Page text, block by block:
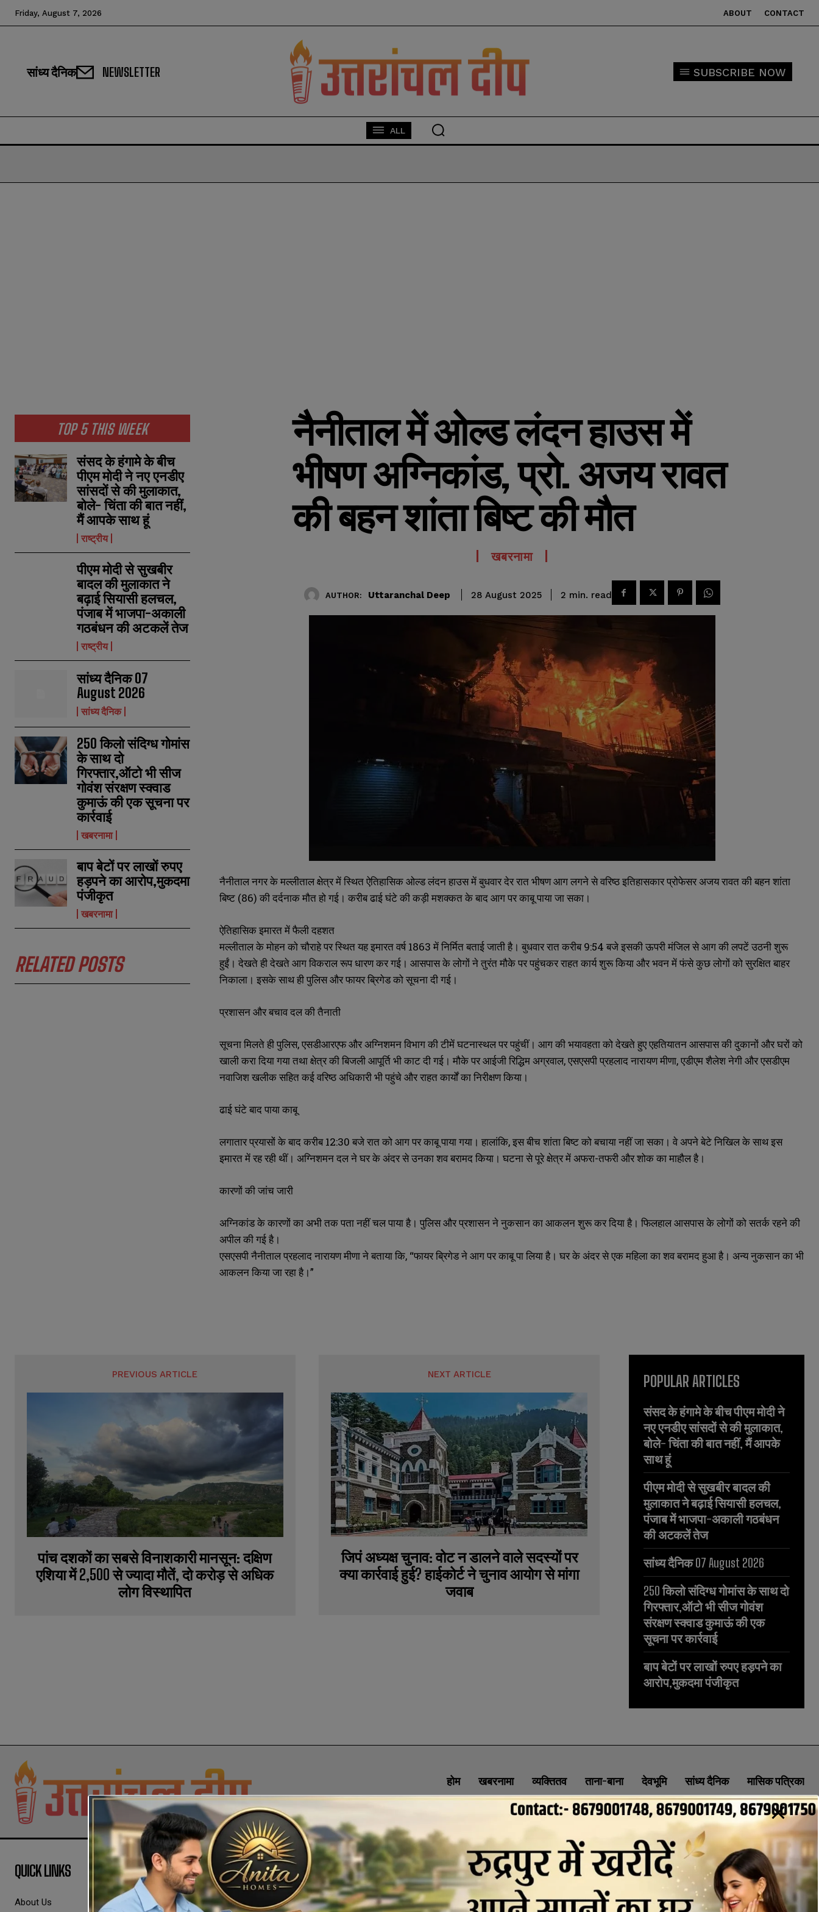
a
m
a
*
m
b
r
SUBMIT
a
m
a
*
m
b
r
SUBMIT
Friday, August 7, 2026 ABOUT CONTACT
सांध्य दैनिक NEWSLETTER SUBSCRIBE NOW
ALL
TOP 5 THIS WEEK
संसद के हंगामे के बीच
पीएम मोदी ने नए एनडीए
सांसदों से की मुलाकात,
बोले- चिंता की बात नहीं,
मैं आपके साथ हूं
राष्ट्रीय
पीएम मोदी से सुखबीर
बादल की मुलाकात ने
बढ़ाई सियासी हलचल,
पंजाब में भाजपा-अकाली
गठबंधन की अटकलें तेज
राष्ट्रीय
सांध्य दैनिक 07
August 2026
सांध्य दैनिक
250 किलो संदिग्ध गोमांस
के साथ दो
गिरफ्तार,ऑटो भी सीज
गोवंश संरक्षण स्क्वाड
कुमाऊं की एक सूचना पर
कार्रवाई
खबरनामा
बाप बेटों पर लाखों रुपए
हड़पने का आरोप,मुकदमा
पंजीकृत
खबरनामा
RELATED POSTS
नैनीताल में ओल्ड लंदन हाउस में
भीषण अग्निकांड, प्रो. अजय रावत
की बहन शांता बिष्ट की मौत
खबरनामा
AUTHOR: Uttaranchal Deep 28 August 2025 2 min. read
नैनीताल नगर के मल्लीताल क्षेत्र में स्थित ऐतिहासिक ओल्ड लंदन हाउस में बुधवार देर रात भीषण आग लगने से वरिष्ठ इतिहासकार प्रोफेसर अजय रावत की बहन शांता
बिष्ट (86) की दर्दनाक मौत हो गई। करीब ढाई घंटे की कड़ी मशक्कत के बाद आग पर काबू पाया जा सका।
ऐतिहासिक इमारत में फैली दहशत
मल्लीताल के मोहन को चौराहे पर स्थित यह इमारत वर्ष 1863 में निर्मित बताई जाती है। बुधवार रात करीब 9:54 बजे इसकी ऊपरी मंजिल से आग की लपटें उठनी शुरू
हुईं। देखते ही देखते आग विकराल रूप धारण कर गई। आसपास के लोगों ने तुरंत मौके पर पहुंचकर राहत कार्य शुरू किया और भवन में फंसे कुछ लोगों को सुरक्षित बाहर
निकाला। इसके साथ ही पुलिस और फायर ब्रिगेड को सूचना दी गई।
प्रशासन और बचाव दल की तैनाती
सूचना मिलते ही पुलिस, एसडीआरएफ और अग्निशमन विभाग की टीमें घटनास्थल पर पहुंचीं। आग की भयावहता को देखते हुए एहतियातन आसपास की दुकानों और घरों को
खाली करा दिया गया तथा क्षेत्र की बिजली आपूर्ति भी काट दी गई। मौके पर आईजी रिद्धिम अग्रवाल, एसएसपी प्रहलाद नारायण मीणा, एडीएम शैलेश नेगी और एसडीएम
नवाजिश खलीक सहित कई वरिष्ठ अधिकारी भी पहुंचे और राहत कार्यों का निरीक्षण किया।
ढाई घंटे बाद पाया काबू
लगातार प्रयासों के बाद करीब 12:30 बजे रात को आग पर काबू पाया गया। हालांकि, इस बीच शांता बिष्ट को बचाया नहीं जा सका। वे अपने बेटे निखिल के साथ इस
इमारत में रह रही थीं। अग्निशमन दल ने घर के अंदर से उनका शव बरामद किया। घटना से पूरे क्षेत्र में अफरा-तफरी और शोक का माहौल है।
कारणों की जांच जारी
अग्निकांड के कारणों का अभी तक पता नहीं चल पाया है। पुलिस और प्रशासन ने नुकसान का आकलन शुरू कर दिया है। फिलहाल आसपास के लोगों को सतर्क रहने की
अपील की गई है।
एसएसपी नैनीताल प्रहलाद नारायण मीणा ने बताया कि, “फायर ब्रिगेड ने आग पर काबू पा लिया है। घर के अंदर से एक महिला का शव बरामद हुआ है। अन्य नुकसान का भी
आकलन किया जा रहा है।”
PREVIOUS ARTICLE
पांच दशकों का सबसे विनाशकारी मानसून: दक्षिण
एशिया में 2,500 से ज्यादा मौतें, दो करोड़ से अधिक
लोग विस्थापित
NEXT ARTICLE
जिपं अध्यक्ष चुनाव: वोट न डालने वाले सदस्यों पर
क्या कार्रवाई हुई? हाईकोर्ट ने चुनाव आयोग से मांगा
जवाब
POPULAR ARTICLES
संसद के हंगामे के बीच पीएम मोदी ने
नए एनडीए सांसदों से की मुलाकात,
बोले- चिंता की बात नहीं, मैं आपके
साथ हूं
पीएम मोदी से सुखबीर बादल की
मुलाकात ने बढ़ाई सियासी हलचल,
पंजाब में भाजपा-अकाली गठबंधन
की अटकलें तेज
सांध्य दैनिक 07 August 2026
250 किलो संदिग्ध गोमांस के साथ दो
गिरफ्तार,ऑटो भी सीज गोवंश
संरक्षण स्क्वाड कुमाऊं की एक
सूचना पर कार्रवाई
बाप बेटों पर लाखों रुपए हड़पने का
आरोप,मुकदमा पंजीकृत
होम खबरनामा व्यक्तितव ताना-बाना देवभूमि सांध्य दैनिक मासिक पत्रिका
ABOUT CONTACT PRIVACY POLICY NEWSLETTER
QUICK LINKS
About Us
SOCIAL MEDIA CONTACT INFORMATION
uttaranchaldeep.news@gmail.com